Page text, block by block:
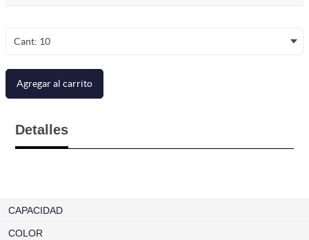
Cant: 10
Agregar al carrito
Detalles
CAPACIDAD
COLOR